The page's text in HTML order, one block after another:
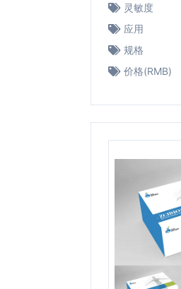
灵敏度
应用
规格
价格(RMB)